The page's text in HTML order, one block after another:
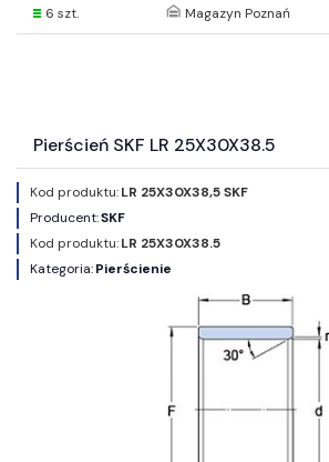
6 szt. Magazyn Poznań
Pierścień SKF LR 25X30X38.5
Kod produktu:LR 25X30X38,5 SKF
Producent:SKF
Kod produktu:LR 25X30X38.5
Kategoria:Pierścienie